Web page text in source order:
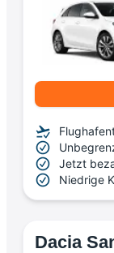
Jetzt
Niedrige
Dacia